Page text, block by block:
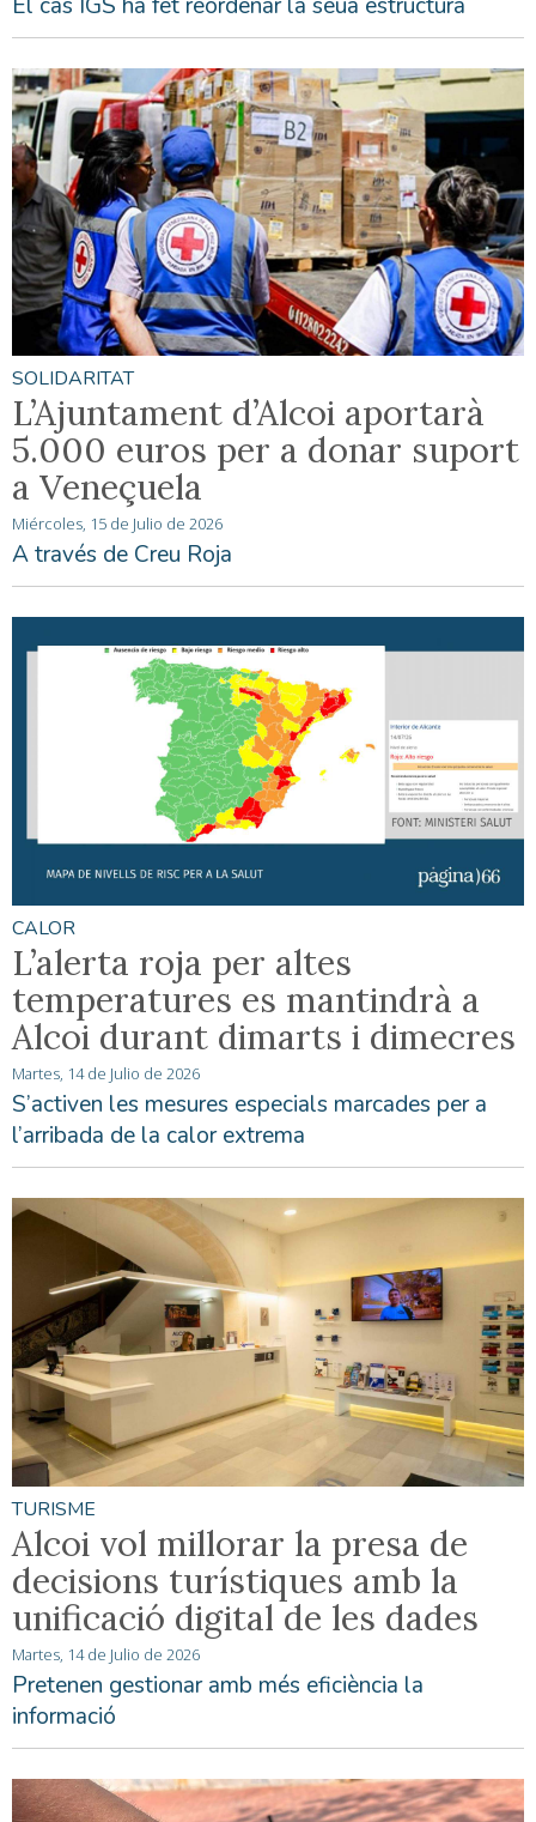
SOLIDARITAT
L’Ajuntament d’Alcoi aportarà
5.000 euros per a donar suport
a Veneçuela
Miércoles, 15 de Julio de 2026
A través de Creu Roja
CALOR
L’alerta roja per altes
temperatures es mantindrà a
Alcoi durant dimarts i dimecres
Martes, 14 de Julio de 2026
S’activen les mesures especials marcades per a
l’arribada de la calor extrema
TURISME
Alcoi vol millorar la presa de
decisions turístiques amb la
unificació digital de les dades
Martes, 14 de Julio de 2026
Pretenen gestionar amb més eficiència la
informació